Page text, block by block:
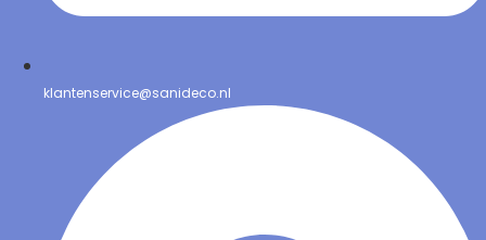
klantenservice@sanideco.nl